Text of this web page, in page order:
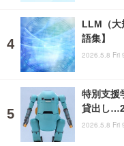
LLM（大
語集】
2026.5.8 Fri
特別支援
貸出し
2026.5.8 Fri